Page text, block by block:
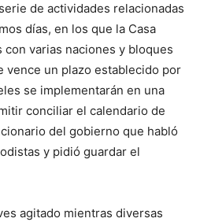
de actividades relacionadas
días, en los que la Casa
con varias naciones y bloques
vence un plazo establecido por
se implementarán en una
conciliar el calendario de
del gobierno que habló
y pidió guardar el
agitado mientras diversas